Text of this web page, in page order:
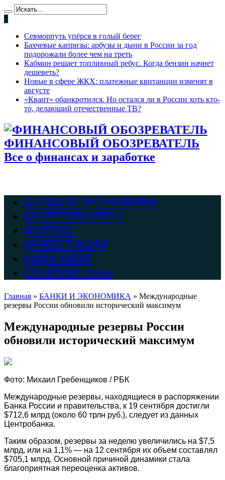
*
Севморпуть упёрся в голый берег
Бахчевые капризы: арбузы и дыни в России за год
подорожали более чем на треть
Кабмин решает топливный ребус. Когда бензин начнет
дешеветь?
Новые в сфере ЖКХ: платежные квитанции изменят в
августе
«Квант» обанкротился. Но остался ли в России хоть кто-
то, делающий отечественные ТВ?
ФИНАНСОВЫЙ ОБОЗРЕВАТЕЛЬ
Все о финансах и заработке
БАНКИ И ЭКОНОМИКА
КРИПТОВАЛЮТА
ФОРЕКС
ИНВЕСТИЦИИ
Карта сайта
Обратная связь
Главная » БАНКИ И ЭКОНОМИКА » Международные
резервы России обновили исторический максимум
Международные резервы России
обновили исторический максимум
Фото: Михаил Гребенщиков / РБК
Международные резервы, находящиеся в распоряжении
Банка России и правительства, к 19 сентября достигли
$712,6 млрд (около 60 трлн руб.), следует из данных
Центробанка.
Таким образом, резервы за неделю увеличились на $7,5
млрд, или на 1,1% — на 12 сентября их объем составлял
$705,1 млрд. Основной причиной динамики стала
благоприятная переоценка активов.